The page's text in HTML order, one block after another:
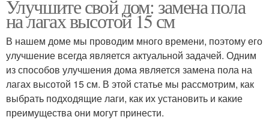
Улучшите свой дом: замена пола
на лагах высотой 15 см
В нашем доме мы проводим много времени, поэтому его
улучшение всегда является актуальной задачей. Одним
из способов улучшения дома является замена пола на
лагах высотой 15 см. В этой статье мы рассмотрим, как
выбрать подходящие лаги, как их установить и какие
преимущества они могут принести.